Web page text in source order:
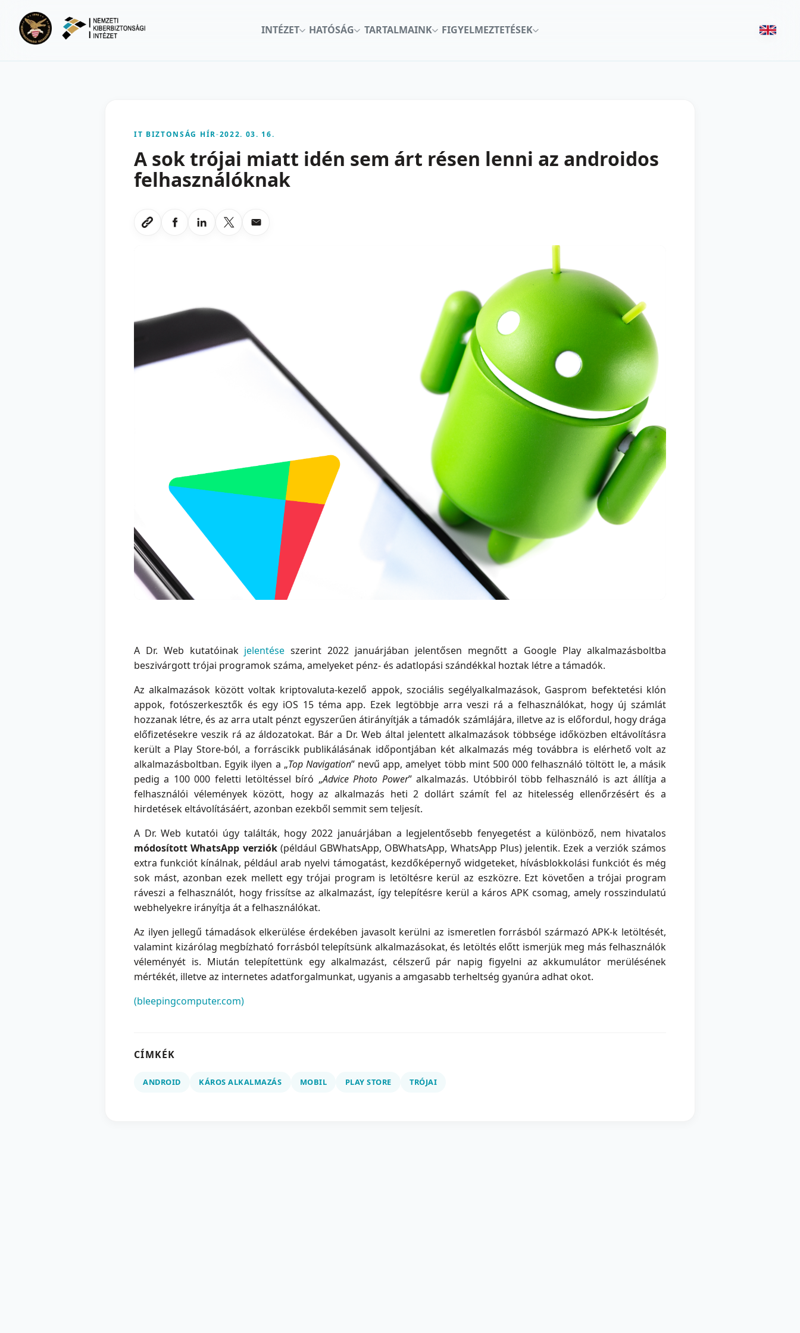
INTÉZET
HATÓSÁG TARTALMAINK FIGYELMEZTETÉSEK
IT BIZTONSÁG HÍR-2022. 03. 16.
A sok trójai miatt idén sem árt résen lenni az androidos
felhasználóknak
Link masolasa
Megosztas Facebookon
Megosztas LinkedInen
Megosztas X-en
Megosztas emailben
A Dr. Web kutatóinak jelentése szerint 2022 januárjában jelentősen megnőtt a Google Play alkalmazásboltba
beszivárgott trójai programok száma, amelyeket pénz- és adatlopási szándékkal hoztak létre a támadók.
Az alkalmazások között voltak kriptovaluta-kezelő appok, szociális segélyalkalmazások, Gasprom befektetési klón
appok, fotószerkesztők és egy iOS 15 téma app. Ezek legtöbbje arra veszi rá a felhasználókat, hogy új számlát
hozzanak létre, és az arra utalt pénzt egyszerűen átirányítják a támadók számlájára, illetve az is előfordul, hogy drága
előfizetésekre veszik rá az áldozatokat. Bár a Dr. Web által jelentett alkalmazások többsége időközben eltávolításra
került a Play Store-ból, a forráscikk publikálásának időpontjában két alkalmazás még továbbra is elérhető volt az
alkalmazásboltban. Egyik ilyen a „Top Navigation” nevű app, amelyet több mint 500 000 felhasználó töltött le, a másik
pedig a 100 000 feletti letöltéssel bíró „Advice Photo Power” alkalmazás. Utóbbiról több felhasználó is azt állítja a
felhasználói vélemények között, hogy az alkalmazás heti 2 dollárt számít fel az hitelesség ellenőrzésért és a
hirdetések eltávolításáért, azonban ezekből semmit sem teljesít.
A Dr. Web kutatói úgy találták, hogy 2022 januárjában a legjelentősebb fenyegetést a különböző, nem hivatalos
módosítottWhatsApp verziók(például GBWhatsApp, OBWhatsApp, WhatsApp Plus) jelentik. Ezek a verziók számos
extra funkciót kínálnak, például arab nyelvi támogatást, kezdőképernyő widgeteket, hívásblokkolási funkciót és még
sok mást, azonban ezek mellett egy trójai program is letöltésre kerül az eszközre. Ezt követően a trójai program
ráveszi a felhasználót, hogy frissítse az alkalmazást, így telepítésre kerül a káros APK csomag, amely rosszindulatú
webhelyekre irányítja át a felhasználókat.
Az ilyen jellegű támadások elkerülése érdekében javasolt kerülni az ismeretlen forrásból származó APK-k letöltését,
valamint kizárólag megbízható forrásból telepítsünk alkalmazásokat, és letöltés előtt ismerjük meg más felhasználók
véleményét is. Miután telepítettünk egy alkalmazást, célszerű pár napig figyelni az akkumulátor merülésének
mértékét, illetve az internetes adatforgalmunkat, ugyanis a amgasabb terheltség gyanúra adhat okot.
(bleepingcomputer.com)
CÍMKÉK
ANDROID KÁROS ALKALMAZÁS MOBIL PLAY STORE TRÓJAI